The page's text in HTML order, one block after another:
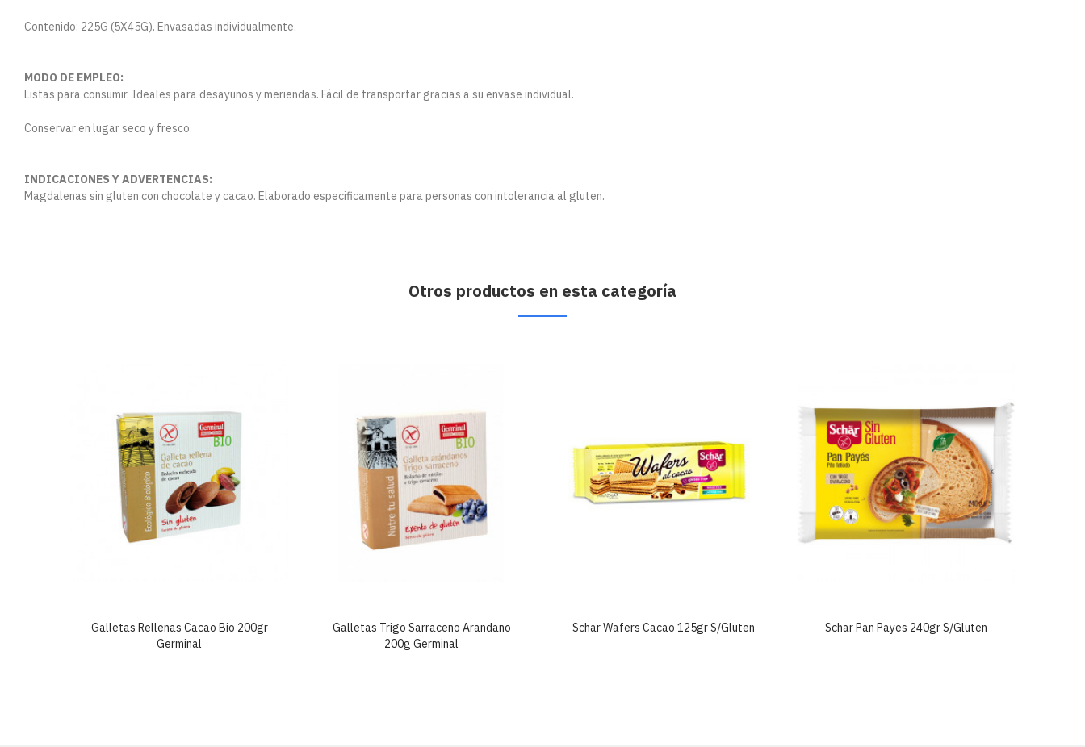
Contenido: 225G (5X45G). Envasadas individualmente.
MODO DE EMPLEO:
Listas para consumir. Ideales para desayunos y meriendas. Fácil de transportar gracias a su envase individual.
Conservar en lugar seco y fresco.
INDICACIONES Y ADVERTENCIAS:
Magdalenas sin gluten con chocolate y cacao. Elaborado especificamente para personas con intolerancia al gluten.
Otros productos en esta categoría
Galletas Rellenas Cacao Bio 200gr
Germinal
Galletas Trigo Sarraceno Arandano
200g Germinal
Schar Wafers Cacao 125gr S/gluten Schar Pan Payes 240gr S/gluten